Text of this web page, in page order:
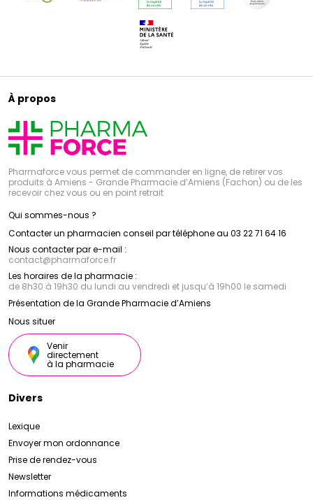
À propos
Pharmaforce vous permet de commander en ligne, de retirer vos
produits à Amiens - Grande Pharmacie d’Amiens (Fachon) ou de les
recevoir chez vous ou en point retrait
Qui sommes-nous ?
Contacter un pharmacien conseil par téléphone au 03 22 71 64 16
Nous contacter par e-mail :
contact@pharmaforce.fr
Les horaires de la pharmacie :
de 8h30 à 19h30 du lundi au vendredi et jusqu’à 19h00 le samedi
Présentation de la Grande Pharmacie d’Amiens
Nous situer
Venir
directement
à la pharmacie
Divers
Lexique
Envoyer mon ordonnance
Prise de rendez-vous
Newsletter
Informations médicaments